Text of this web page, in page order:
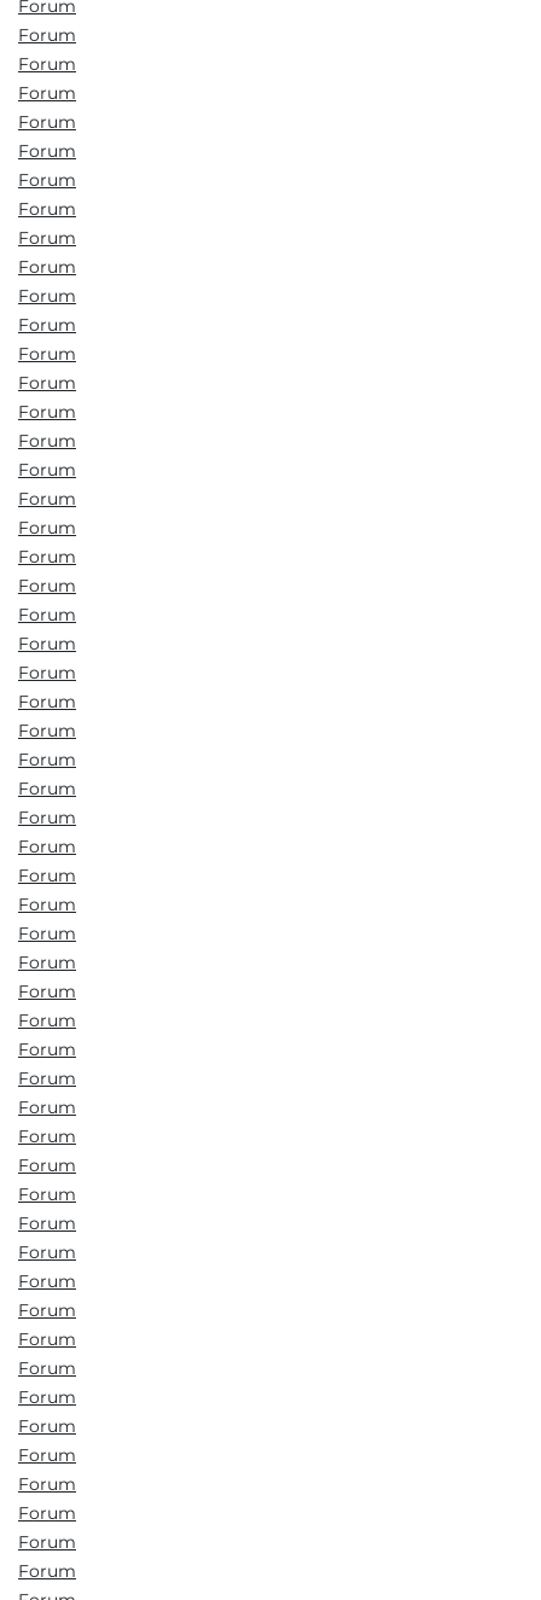
Forum
Forum
Forum
Forum
Forum
Forum
Forum
Forum
Forum
Forum
Forum
Forum
Forum
Forum
Forum
Forum
Forum
Forum
Forum
Forum
Forum
Forum
Forum
Forum
Forum
Forum
Forum
Forum
Forum
Forum
Forum
Forum
Forum
Forum
Forum
Forum
Forum
Forum
Forum
Forum
Forum
Forum
Forum
Forum
Forum
Forum
Forum
Forum
Forum
Forum
Forum
Forum
Forum
Forum
Forum